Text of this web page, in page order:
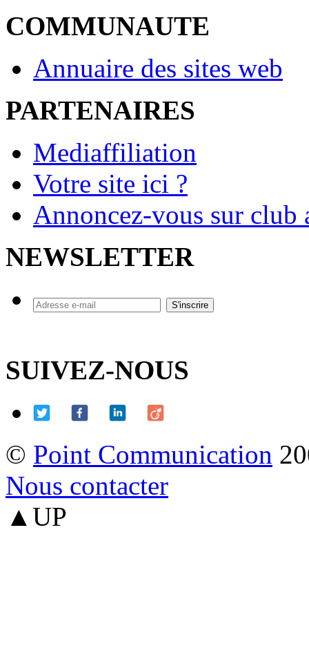
COMMUNAUTE
Annuaire des sites web
PARTENAIRES
Mediaffiliation
Votre site ici ?
Annoncez-vous sur
NEWSLETTER
SUIVEZ-NOUS
© Point Communication
Nous contacter
▲UP